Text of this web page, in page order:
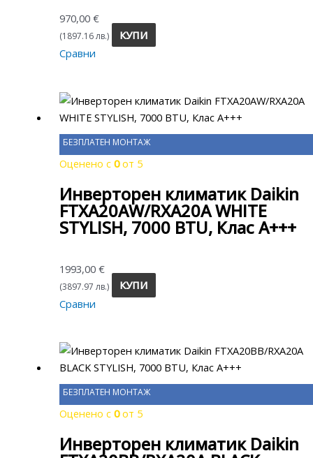
970,00€
(1897.16 лв.)
КУПИ
Сравни
БЕЗПЛАТЕН МОНТАЖ
Оценено с0от 5
Инверторен климатик Daikin
FTXA20AW/RXA20A WHITE
STYLISH, 7000 BTU, Клас A+++
1993,00€
(3897.97 лв.)
КУПИ
Сравни
БЕЗПЛАТЕН МОНТАЖ
Оценено с0от 5
Инверторен климатик Daikin